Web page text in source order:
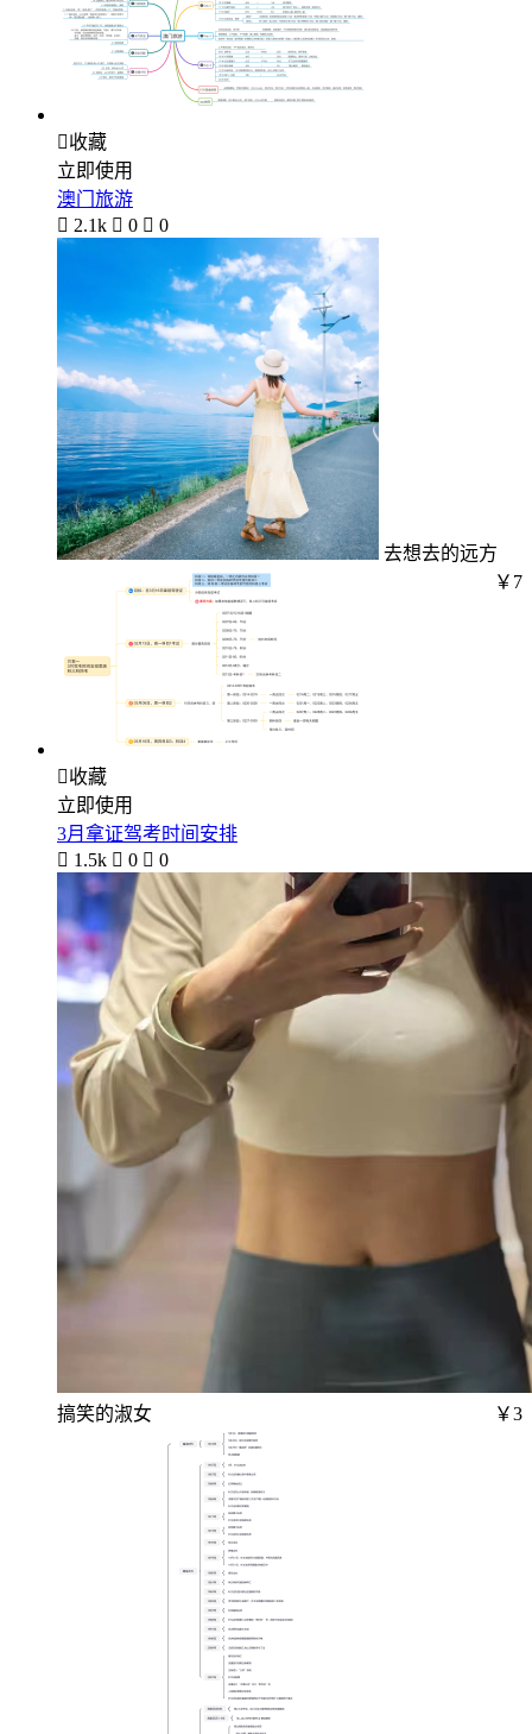
收藏
立即使用
澳门旅游
 2.1k  0  0
去想去的远方
￥7
收藏
立即使用
3月拿证驾考时间安排
 1.5k  0  0
搞笑的淑女 ￥3